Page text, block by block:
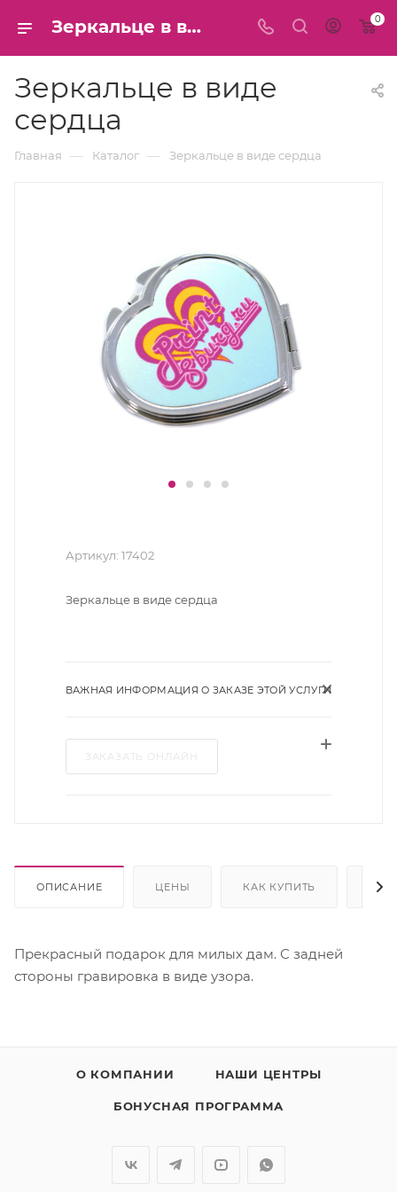
Зеркальце в виде сердца купить в СПб 0
Зеркальце в виде
сердца
Главная — Каталог — Зеркальце в виде сердца
Артикул: 17402
Зеркальце в виде сердца
ВАЖНАЯ ИНФОРМАЦИЯ О ЗАКАЗЕ ЭТОЙ УСЛУГИ
ЗАКАЗАТЬ ОНЛАЙН
ОПИСАНИЕ ЦЕНЫ КАК КУПИТЬ
Прекрасный подарок для милых дам. С задней
стороны гравировка в виде узора.
О КОМПАНИИ НАШИ ЦЕНТРЫ
БОНУСНАЯ ПРОГРАММА